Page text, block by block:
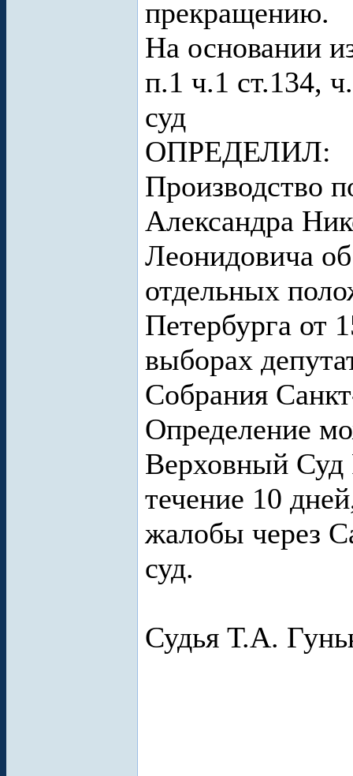
прекращению.
На основании
п.1 ч.1 ст.134,
суд
ОПРЕДЕЛИЛ:
Производство
Александра
Леонидовича
отдельных
Петербурга от
выборах
Собрания
Определение
Верховный Суд
течение 10
жалобы через
суд.
Судья Т.А.